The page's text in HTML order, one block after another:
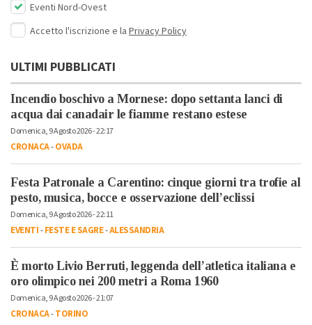
Eventi Nord-Ovest
Accetto l'iscrizione e la Privacy Policy
ULTIMI PUBBLICATI
Incendio boschivo a Mornese: dopo settanta lanci di
acqua dai canadair le fiamme restano estese
Domenica, 9 Agosto 2026 - 22:17
CRONACA-OVADA
Festa Patronale a Carentino: cinque giorni tra trofie al
pesto, musica, bocce e osservazione dell’eclissi
Domenica, 9 Agosto 2026 - 22:11
EVENTI-FESTE E SAGRE-ALESSANDRIA
È morto Livio Berruti, leggenda dell’atletica italiana e
oro olimpico nei 200 metri a Roma 1960
Domenica, 9 Agosto 2026 - 21:07
CRONACA-TORINO